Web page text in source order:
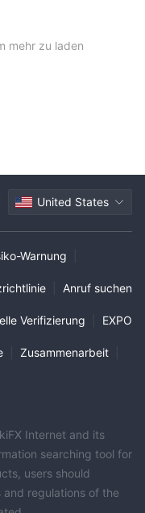
mehr zu laden
United States
Warnung
Anruf suchen
Verifizierung EXPO
Zusammenarbeit
Internet and its
searching tool for
users should
regulations of the